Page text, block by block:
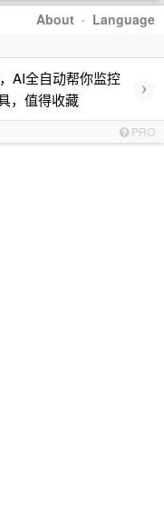
About · Language
AI全自动帮你监控
，值得收藏
›
PRO